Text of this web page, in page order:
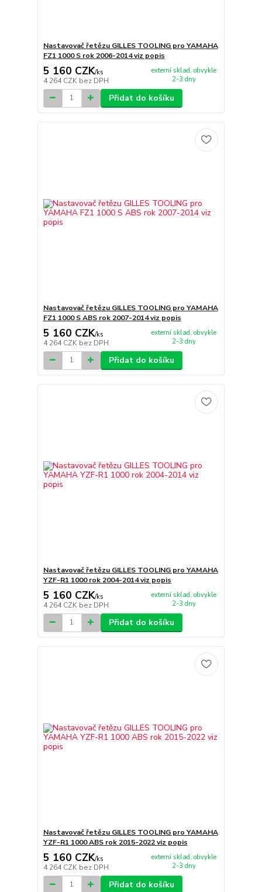
Nastavovač řetězu GILLES TOOLING pro YAMAHA
FZ1 1000 S rok 2006-2014 viz popis
5 160 CZK/ks
4 264 CZK bez DPH
externí sklad, obvykle
2-3 dny
Přidat do košíku
Nastavovač řetězu GILLES TOOLING pro YAMAHA
FZ1 1000 S ABS rok 2007-2014 viz popis
5 160 CZK/ks
4 264 CZK bez DPH
externí sklad, obvykle
2-3 dny
Přidat do košíku
Nastavovač řetězu GILLES TOOLING pro YAMAHA
YZF-R1 1000 rok 2004-2014 viz popis
5 160 CZK/ks
4 264 CZK bez DPH
externí sklad, obvykle
2-3 dny
Přidat do košíku
Nastavovač řetězu GILLES TOOLING pro YAMAHA
YZF-R1 1000 ABS rok 2015-2022 viz popis
5 160 CZK/ks
4 264 CZK bez DPH
externí sklad, obvykle
2-3 dny
Přidat do košíku